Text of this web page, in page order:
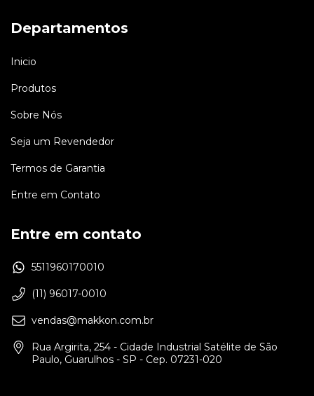
R$3.657,00
R$3.291,30 com
Departamentos
Inicio
Produtos
Sobre Nós
Seja um Revendedor
Termos de Garantia
Entre em Contato
Entre em contato
5511960170010
(11) 96017-0010
vendas@makkon.com.br
Rua Argirita, 254 - Cidade Industrial Satélite de São
Paulo, Guarulhos - SP - Cep. 07231-020